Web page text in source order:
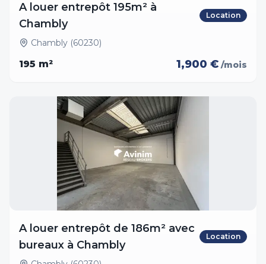
A louer entrepôt 195m² à
Chambly
Location
Chambly (60230)
195 m² 1,900 € /mois
A louer entrepôt de 186m² avec
bureaux à Chambly
Location